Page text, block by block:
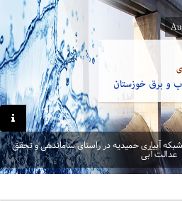
از شبکه آبیاری حمیدیه در راستای ساماندهی و تحقق
آبی